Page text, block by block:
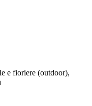
e fioriere (outdoor),